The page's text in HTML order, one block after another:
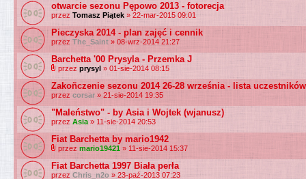
otwarcie sezonu Pępowo 2013 - fotorecja
przez Tomasz Piątek » 22-mar-2015 09:01
Pieczyska 2014 - plan zajęć i cennik
przez The_Saint » 08-wrz-2014 21:27
Barchetta '00 Prysyla - Przemka J
przez prysyl » 01-sie-2014 08:15
Zakoñczenie sezonu 2014 26-28 września - lista uczestników
przez corsar » 21-sie-2014 19:35
"Maleństwo" - by Asia i Wojtek (wjanusz)
przez Asia » 11-sie-2014 20:53
Fiat Barchetta by mario1942
przez mario19421 » 11-sie-2014 15:37
Fiat Barchetta 1997 Biała perła
przez Chris_n2o » 23-paź-2013 07:23